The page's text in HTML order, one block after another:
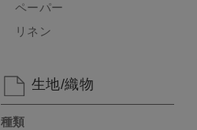
ペーパー
リネン
生地/織物
種類